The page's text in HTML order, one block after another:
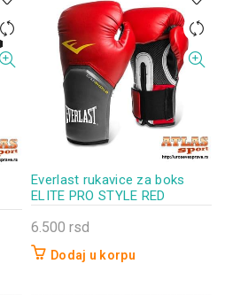
Everlast rukavice za boks
ELITE PRO STYLE RED
6.500 rsd
Dodaj u korpu